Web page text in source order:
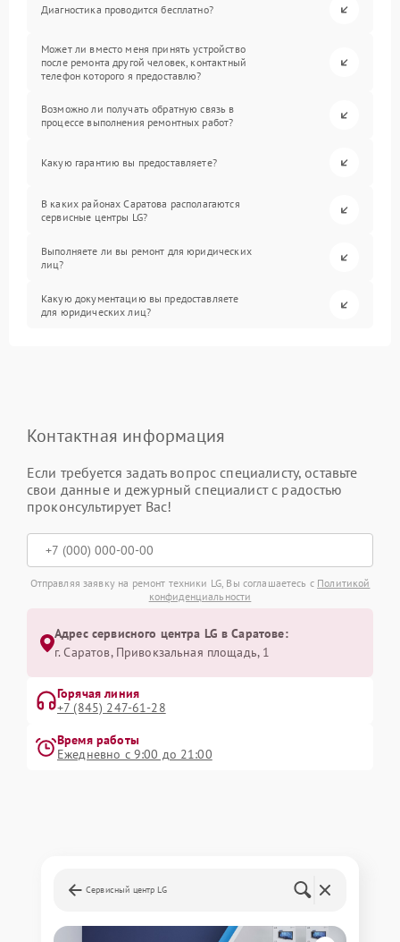
Диагностика проводится бесплатно?
Может ли вместо меня принять устройство
после ремонта другой человек, контактный
телефон которого я предоставлю?
Возможно ли получать обратную связь в
процессе выполнения ремонтных работ?
Какую гарантию вы предоставляете?
В каких районах Саратова располагаются
сервисные центры LG?
Выполняете ли вы ремонт для юридических
лиц?
Какую документацию вы предоставляете
для юридических лиц?
Контактная информация
Если требуется задать вопрос специалисту, оставьте
свои данные и дежурный специалист с радостью
проконсультирует Вас!
Отправляя заявку на ремонт техники LG, Вы соглашаетесь с Политикой
конфиденциальности
Адрес сервисного центра LG в Саратове:
г. Саратов, Привокзальная площадь, 1
Горячая линия
+7 (845) 247-61-28
Время работы
Ежедневно с 9:00 до 21:00
Сервисный центр LG